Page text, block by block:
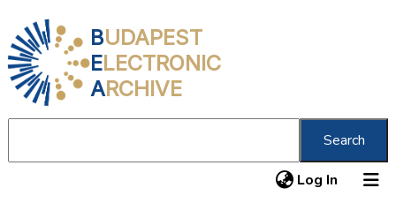
BUDAPEST
ELECTRONIC
ARCHIVE
Search
Log In (current)